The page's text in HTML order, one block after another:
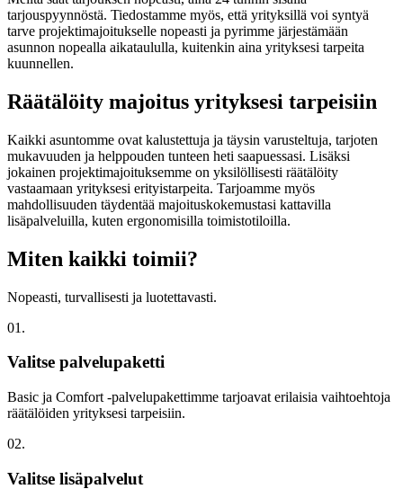
tarjouspyynnöstä. Tiedostamme myös, että yrityksillä voi syntyä
tarve projektimajoitukselle nopeasti ja pyrimme järjestämään
asunnon nopealla aikataululla, kuitenkin aina yrityksesi tarpeita
kuunnellen.
Räätälöity majoitus yrityksesi tarpeisiin
Kaikki asuntomme ovat kalustettuja ja täysin varusteltuja, tarjoten
mukavuuden ja helppouden tunteen heti saapuessasi. Lisäksi
jokainen projektimajoituksemme on yksilöllisesti räätälöity
vastaamaan yrityksesi erityistarpeita. Tarjoamme myös
mahdollisuuden täydentää majoituskokemustasi kattavilla
lisäpalveluilla, kuten ergonomisilla toimistotiloilla.
Miten kaikki toimii?
Nopeasti, turvallisesti ja luotettavasti.
01.
Valitse palvelupaketti
Basic ja Comfort -palvelupakettimme tarjoavat erilaisia vaihtoehtoja
räätälöiden yrityksesi tarpeisiin.
02.
Valitse lisäpalvelut